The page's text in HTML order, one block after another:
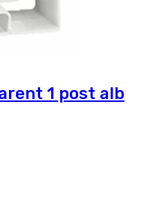
1 post alb